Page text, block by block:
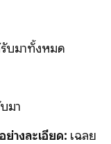
บมาทั้งหมด
มา
ย่างละเอียด: เฉลย